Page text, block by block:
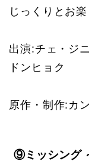
じっくりとお楽
出演:チェ・ジ
ドンヒョク
原作・制作: カ
⑨ミッシング